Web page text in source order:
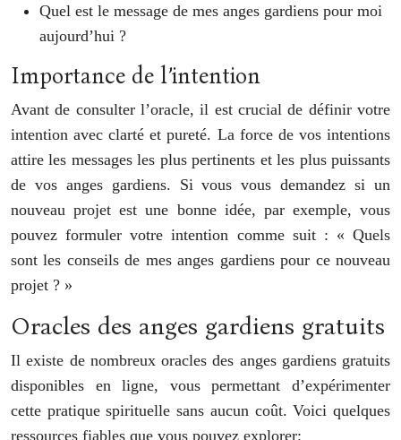
Quel est le message de mes anges gardiens pour moi
aujourd’hui ?
Importance de l’intention
Avant de consulter l’oracle, il est crucial de définir votre
intention avec clarté et pureté. La force de vos intentions
attire les messages les plus pertinents et les plus puissants
de vos anges gardiens. Si vous vous demandez si un
nouveau projet est une bonne idée, par exemple, vous
pouvez formuler votre intention comme suit : « Quels
sont les conseils de mes anges gardiens pour ce nouveau
projet ? »
Oracles des anges gardiens gratuits
Il existe de nombreux oracles des anges gardiens gratuits
disponibles en ligne, vous permettant d’expérimenter
cette pratique spirituelle sans aucun coût. Voici quelques
ressources fiables que vous pouvez explorer: